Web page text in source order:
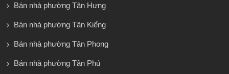
Bán nhà phường Tân Hưng
Bán nhà phường Tân Kiểng
Bán nhà phường Tân Phong
Bán nhà phường Tân Phú